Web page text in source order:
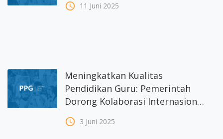
access_time 11 Juni 2025
Meningkatkan Kualitas
Pendidikan Guru: Pemerintah
Dorong Kolaborasi Internasional
access_time 3 Juni 2025